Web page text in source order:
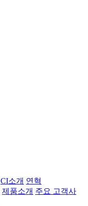
CI소개 연혁
제품소개 주요 고객사